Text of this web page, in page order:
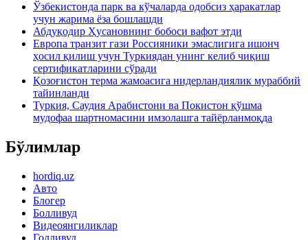
Ўзбекистонда парк ва кўчаларда одобсиз ҳаракатлар
учун жарима ёза бошлашди
Абдуқодир Ҳусановнинг бобоси вафот этди
Европа транзит гази Россияники эмаслигига ишонч
ҳосил қилиш учун Туркиядан унинг келиб чиқиш
сертификатларини сўради
Қозоғистон терма жамоасига нидерландиялик мураббий
тайинланди
Туркия, Саудия Арабистони ва Покистон қўшма
мудофаа шартномасини имзолашга тайёрланмоқда
Бўлимлар
hordiq.uz
Авто
Блогер
Болливуд
Видеоянгиликлар
Голливуд